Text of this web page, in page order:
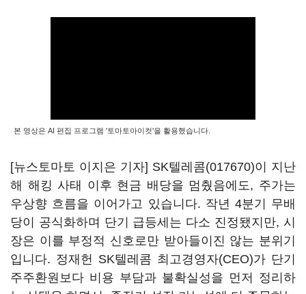
본 영상은 AI 편집 프로그램 '토마토아이컷'을 활용했습니다.
[뉴스토마토 이지은 기자] SK텔레콤(017670)이 지난
해 해킹 사태 이후 현금 배당을 멈췄음에도, 주가는
우상향 흐름을 이어가고 있습니다. 작년 4분기 무배
당이 공식화하며 단기 급등세는 다소 진정됐지만, 시
장은 이를 부정적 신호로만 받아들이진 않는 분위기
입니다. 정재헌 SK텔레콤 최고경영자(CEO)가 단기
주주환원보다 비용 부담과 불확실성을 먼저 정리하